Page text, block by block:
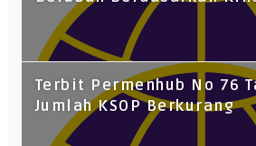
Terbit Permenhub No 76
Jumlah KSOP Berkurang